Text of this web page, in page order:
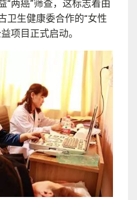
“两癌”筛查，这标志着由
卫生健康委合作的“女性
项目正式启动。